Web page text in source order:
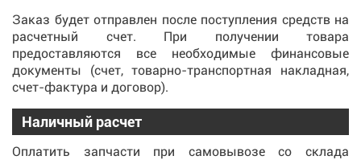
Заказ будет отправлен после поступления средств на
расчетный счет. При получении товара
предоставляются все необходимые финансовые
документы (счет, товарно-транспортная накладная,
счет-фактура и договор).
Наличный расчет
Оплатить запчасти при самовывозе со склада